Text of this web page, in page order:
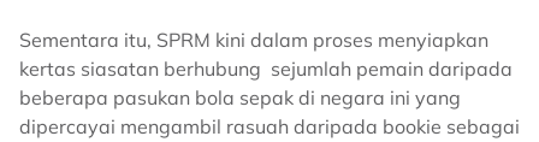
Sementara itu, SPRM kini dalam proses menyiapkan
kertas siasatan berhubung sejumlah pemain daripada
beberapa pasukan bola sepak di negara ini yang
dipercayai mengambil rasuah daripada bookie sebagai